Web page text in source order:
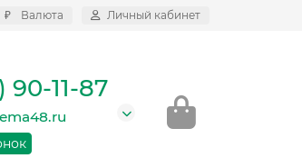
₽ Валюта Личный кабинет
90-11-87